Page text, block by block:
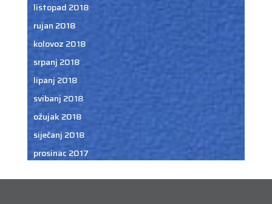
listopad 2018
rujan 2018
kolovoz 2018
srpanj 2018
lipanj 2018
svibanj 2018
ožujak 2018
siječanj 2018
prosinac 2017